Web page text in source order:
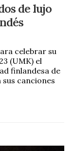
de lujo
celebrar su
(UMK) el
finlandesa de
canciones